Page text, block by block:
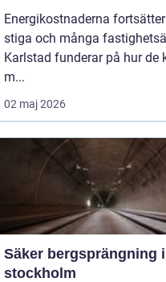
Energikostnaderna
stiga och många
Karlstad funderar på hur de
m...
02 maj 2026
Säker bergsprängning i
stockholm